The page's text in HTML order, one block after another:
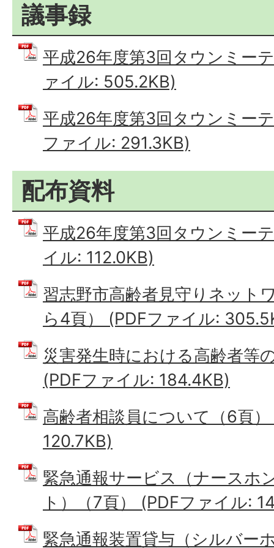
議事録
平成26年度第3回タウンミー
ァイル: 505.2KB)
平成26年度第3回タウンミー
ファイル: 291.3KB)
配布資料
平成26年度第3回タウンミー
イル: 112.0KB)
習志野市高齢者見守りネット
ら4頁） (PDFファイル:
災害発生時における高齢者等
(PDFファイル: 184.4KB)
高齢者相談員について（6頁
120.7KB)
緊急通報サービス（ナースホ
ト）（7頁） (PDFファイル:
緊急通報装置貸与（シルバー